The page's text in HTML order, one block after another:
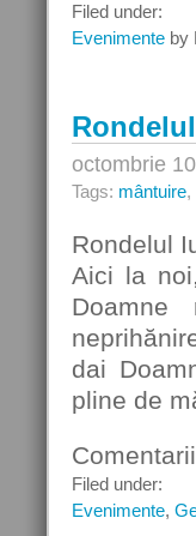
Filed under:
Evenimente by
octombrie
Tags: mântuire,
Rondelul
Aici la
dai
pline de
Filed under:
Evenimente,